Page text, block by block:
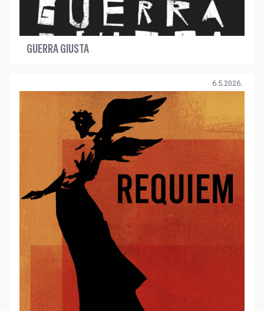
GUERRA GIUSTA
6.5.2026.